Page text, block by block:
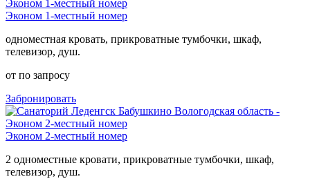
Эконом 1-местный номер
одноместная кровать, прикроватные тумбочки, шкаф,
телевизор, душ.
от по запросу
Забронировать
Эконом 2-местный номер
2 одноместные кровати, прикроватные тумбочки, шкаф,
телевизор, душ.